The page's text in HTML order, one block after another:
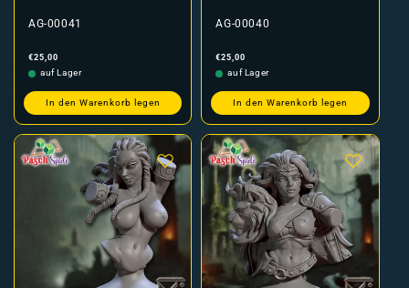
AG-00041
Normaler
Preis
€25,00
auf Lager
In den Warenkorb legen
AG-00040
Normaler
Preis
€25,00
auf Lager
In den Warenkorb legen